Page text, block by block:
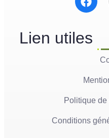
Lien utiles
Politique
Conditions